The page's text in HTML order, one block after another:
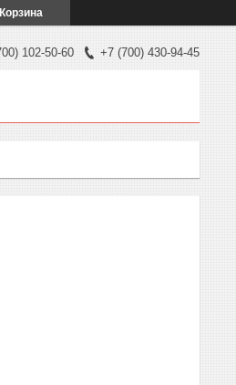
Корзина
102-50-60 +7 (700) 430-94-45